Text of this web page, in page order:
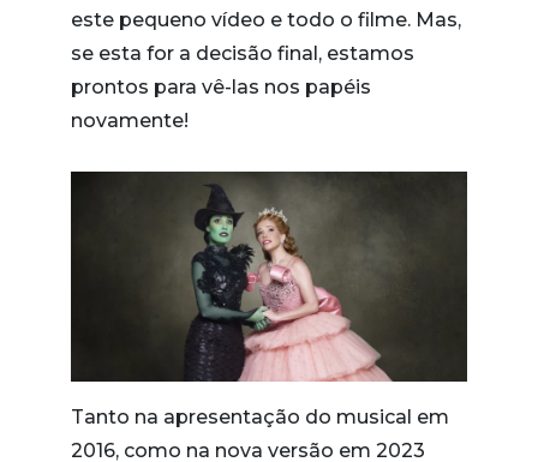
este pequeno vídeo e todo o filme. Mas,
se esta for a decisão final, estamos
prontos para vê-las nos papéis
novamente!
Tanto na apresentação do musical em
2016, como na nova versão em 2023